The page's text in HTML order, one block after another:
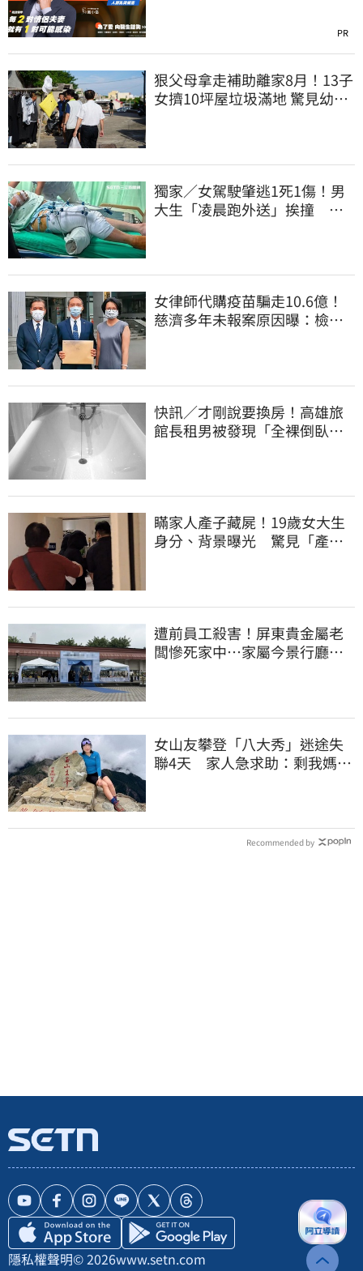
PR
狠父母拿走補助離家8月！13子
女擠10坪屋垃圾滿地 驚見幼童
獨家／女駕駛肇逃1死1傷！男
大生「凌晨跑外送」挨撞 媽
女律師代購疫苗騙走10.6億！
慈濟多年未報案原因曝：檢警
快訊／才剛說要換房！高雄旅
館長租男被發現「全裸倒臥浴
瞞家人產子藏屍！19歲女大生
身分、背景曝光 驚見「產檢
遭前員工殺害！屏東貴金屬老
闆慘死家中…家屬今景行廳低
女山友攀登「八大秀」迷途失
聯4天 家人急求助：剩我媽還
Recommended by
隱私權聲明© 2026www.setn.com